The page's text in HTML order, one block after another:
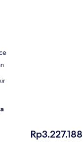
Harga
Rp3.227.188